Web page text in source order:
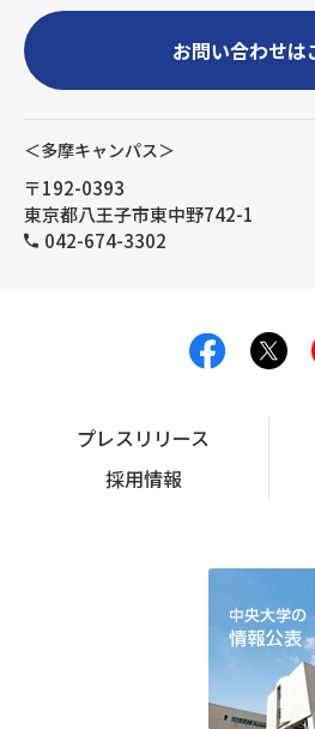
お問い合わせは
＜多摩キャンパス＞
〒192-0393
東京都八王子市東中野742-1
042-674-3302
プレスリリース
採用情報